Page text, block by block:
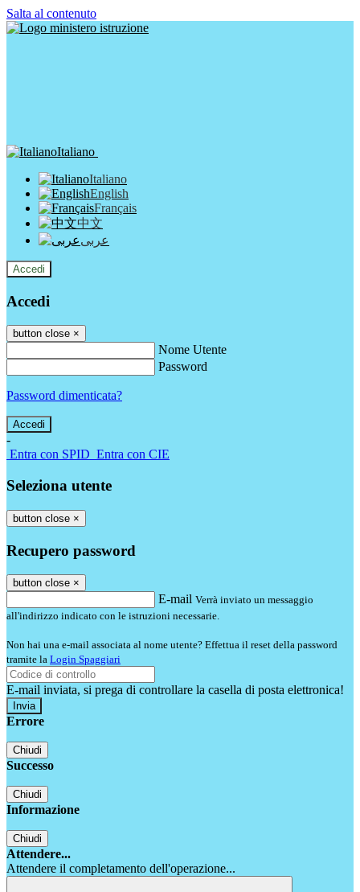
Salta al contenuto
Italiano
Italiano
English
Français
中文
عربى
Accedi
Accedi
button close ×
Nome Utente
Password
Password dimenticata?
-
Entra con SPID Entra con CIE
Seleziona utente
button close ×
Recupero password
button close ×
E-mail Verrà inviato un messaggio
all'indirizzo indicato con le istruzioni necessarie.
Non hai una e-mail associata al nome utente? Effettua il reset della password
tramite la Login Spaggiari
E-mail inviata, si prega di controllare la casella di posta elettronica!
Errore
Chiudi
Successo
Chiudi
Informazione
Chiudi
Attendere...
Attendere il completamento dell'operazione...